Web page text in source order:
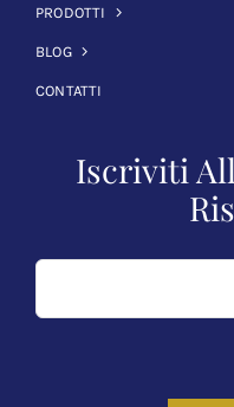
PRODOTTI
BLOG
CONTATTI
Iscriviti